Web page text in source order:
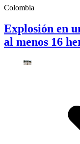
Colombia
Explosión en
al menos 16